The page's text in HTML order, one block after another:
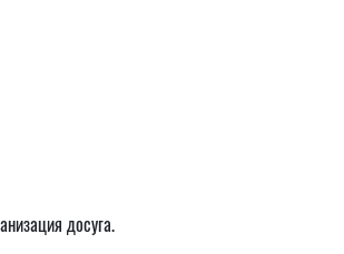
досуга.